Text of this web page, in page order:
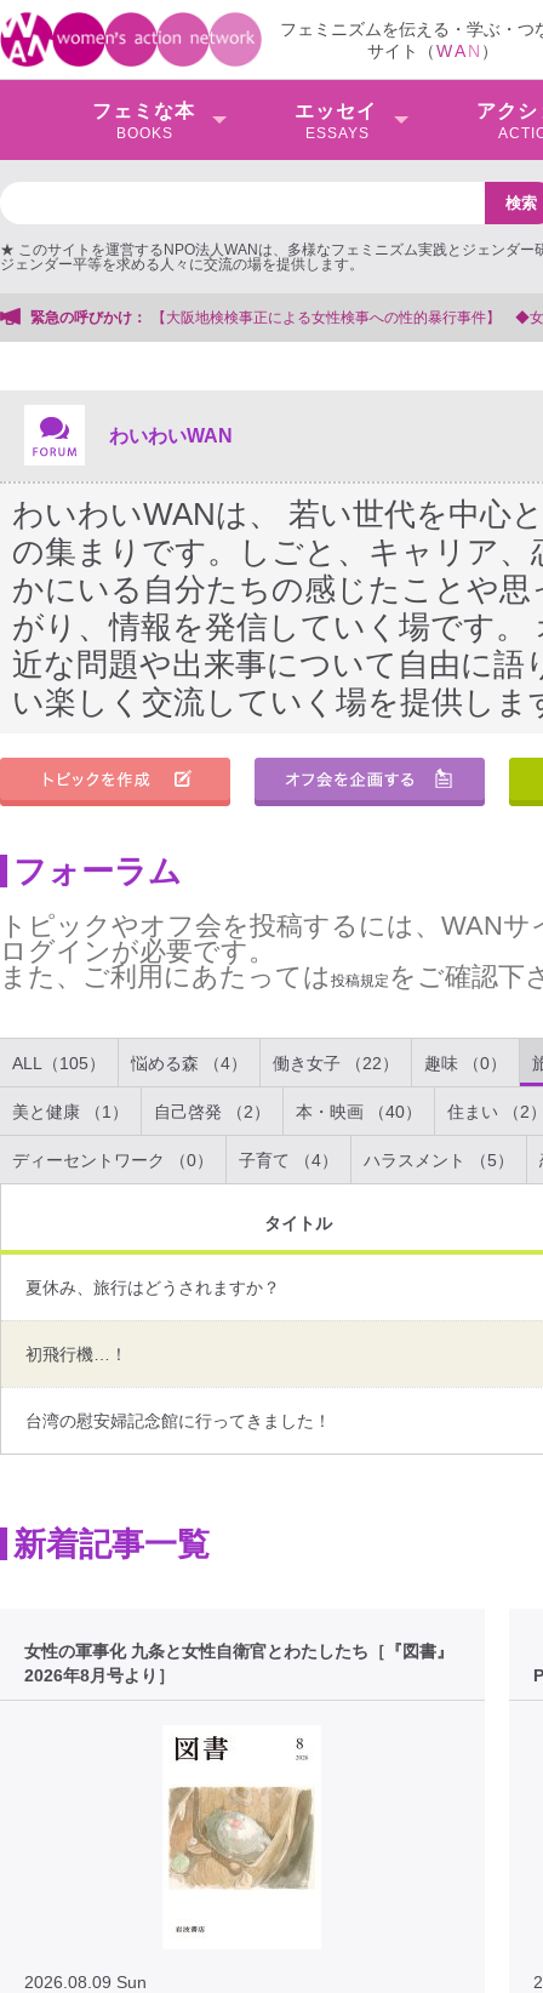
フェミニズムを伝える・学ぶ・つ
サイト（WAN ）
フェミな本
BOOKS
エッセイ
ESSAYS
アクシ
★ このサイトを運営するNPO法人WANは、多様なフェミニズム実践とジェンダー
ジェンダー平等を求める人々に交流の場を提供します。
緊急の呼びかけ：
的暴行事件】 ◆女性検事を支援する会事務局
わいわいWAN
わいわいWANは、 若い世代を中心
の集まりです。しごと、キャリア
かにいる自分たちの感じたことや
がり、情報を発信していく場です
近な問題や出来事について自由に
い楽しく交流していく場を提供しま
フォーラム
トピックやオフ会を投稿するには、WAN
ログインが必要です。
また、ご利用にあたっては 投稿規定 をご確認下
ALL（105） 悩める森 （4） 働き女子 （22） 趣味 （0）
美と健康 （1） 自己啓発 （2） 本・映画 （40） 住まい （2
ディーセントワーク （0） 子育て （4） ハラスメント （5）
タイトル
夏休み、旅行はどうされますか？
初飛行機…！
台湾の慰安婦記念館に行ってきました！
新着記事一覧
女性の軍事化 九条と女性自衛官とわたしたち［『図書』
2026年8月号より］
2026.08.09 Sun